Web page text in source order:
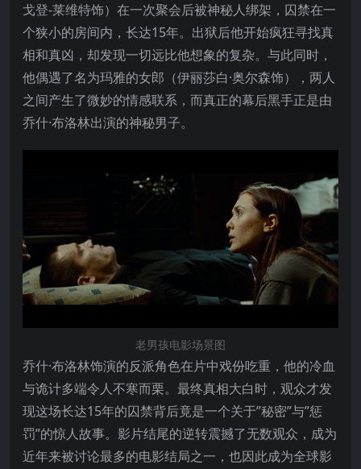
戈登-莱维特饰）在一次聚会后被神秘人绑架，囚禁在一
个狭小的房间内，长达15年。出狱后他开始疯狂寻找真
相和真凶，却发现一切远比他想象的复杂。与此同时，
他偶遇了名为玛雅的女郎（伊丽莎白·奥尔森饰），两人
之间产生了微妙的情感联系，而真正的幕后黑手正是由
乔什·布洛林出演的神秘男子。
老男孩电影场景图
乔什·布洛林饰演的反派角色在片中戏份吃重，他的冷血
与诡计多端令人不寒而栗。最终真相大白时，观众才发
现这场长达15年的囚禁背后竟是一个关于”秘密”与”惩
罚”的惊人故事。影片结尾的逆转震撼了无数观众，成为
近年来被讨论最多的电影结局之一，也因此成为全球影